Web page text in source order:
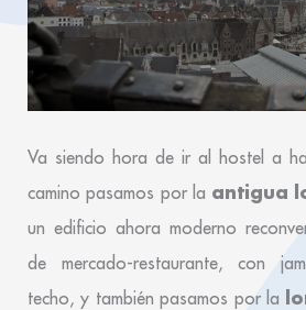
Va siendo hora de ir al hostel a
camino pasamos por la antigua
un edificio ahora moderno
de mercado-restaurante, con
techo, y también pasamos por la